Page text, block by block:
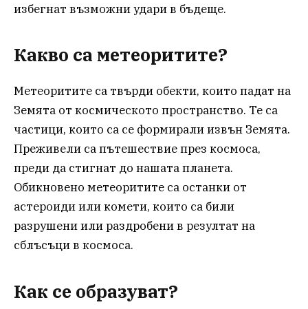
избегнат възможни удари в бъдеще.
Какво са метеоритите?
Метеоритите са твърди обекти, които падат на
Земята от космическото пространство. Те са
частици, които са се формирали извън Земята.
Преживели са пътешествие през космоса,
преди да стигнат до нашата планета.
Обикновено метеоритите са останки от
астероиди или комети, които са били
разрушени или раздробени в резултат на
сблъсъци в космоса.
Как се образуват?